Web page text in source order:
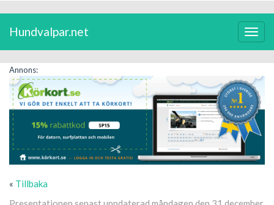
Växla
Hundvalpar.net
Annons:
« Tillbaka